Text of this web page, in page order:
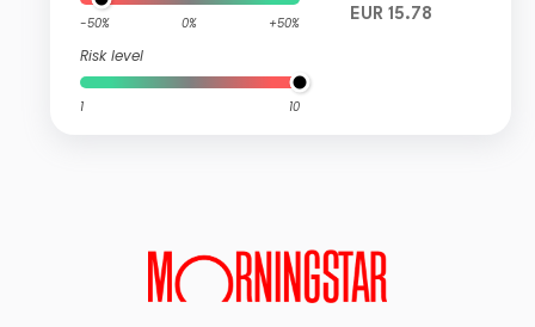
-50% 0% +50%
Risk level
1 10
EUR 15.78